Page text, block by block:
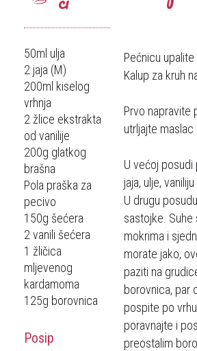
50ml ulja
2 jaja (M)
200ml kiselog
vrhnja
2 žlice ekstrakta
od vanilije
200g glatkog
brašna
Pola praška za
pecivo
150g šećera
2 vanili šećera
1 žličica
mljevenog
kardamoma
125g borovnica
Posip
Pećnicu
Kalup za kruh
Prvo napravite
utrljajte maslac
U većoj posudi
jaja, ulje,
U drugu
sastojke.
mokrima i
morate jako,
paziti na
borovnica, par
pospite po
poravnajte i
preostalim